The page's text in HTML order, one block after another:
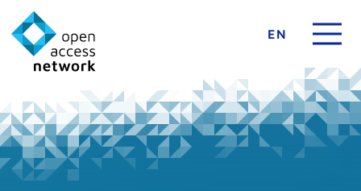
EN